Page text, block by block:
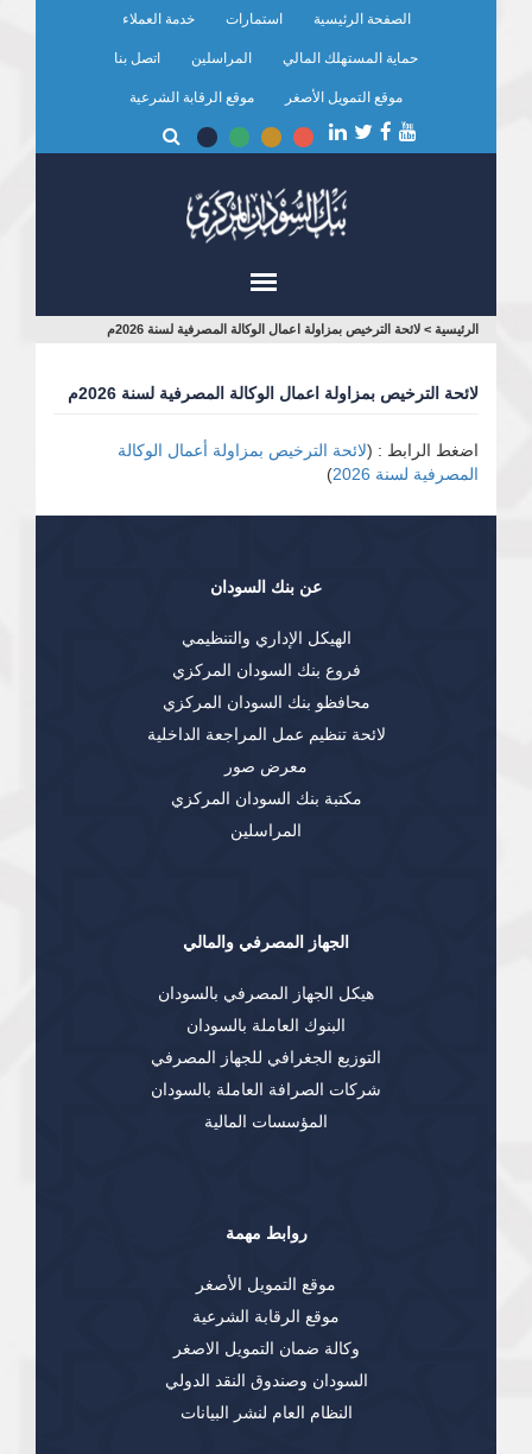
الصفحة الرئيسية استمارات خدمة العملاء
حماية المستهلك المالي المراسلين اتصل بنا
موقع التمويل الأصغر موقع الرقابة الشرعية
أنت
هنا
الرئيسية > لائحة الترخيص بمزاولة اعمال الوكالة المصرفية لسنة 2026م
لائحة الترخيص بمزاولة اعمال الوكالة المصرفية لسنة 2026م
اضغط الرابط : (لائحة الترخيص بمزاولة أعمال الوكالة
المصرفية لسنة 2026
)
عن بنك السودان
الهيكل الإداري والتنظيمي
فروع بنك السودان المركزي
محافظو بنك السودان المركزي
لائحة تنظيم عمل المراجعة الداخلية
معرض صور
مكتبة بنك السودان المركزي
المراسلين
الجهاز المصرفي والمالي
هيكل الجهاز المصرفي بالسودان
البنوك العاملة بالسودان
التوزيع الجغرافي للجهاز المصرفي
شركات الصرافة العاملة بالسودان
المؤسسات المالية
روابط مهمة
موقع التمويل الأصغر
موقع الرقابة الشرعية
وكالة ضمان التمويل الاصغر
السودان وصندوق النقد الدولي
النظام العام لنشر البيانات